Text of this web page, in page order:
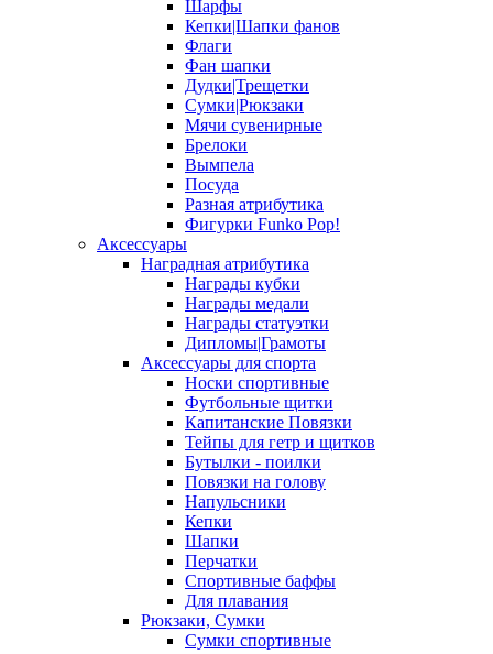
Шарфы
Кепки|Шапки фанов
Флаги
Фан шапки
Дудки|Трещетки
Сумки|Рюкзаки
Мячи сувенирные
Брелоки
Вымпела
Посуда
Разная атрибутика
Фигурки Funko Pop!
Аксессуары
Наградная атрибутика
Награды кубки
Награды медали
Награды статуэтки
Дипломы|Грамоты
Аксессуары для спорта
Носки спортивные
Футбольные щитки
Капитанские Повязки
Тейпы для гетр и щитков
Бутылки - поилки
Повязки на голову
Напульсники
Кепки
Шапки
Перчатки
Спортивные баффы
Для плавания
Рюкзаки, Сумки
Сумки спортивные